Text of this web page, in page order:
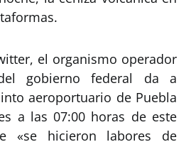
el organismo operador
gobierno federal da a
aeroportuario de Puebla
a las 07:00 horas de este
«se hicieron labores de